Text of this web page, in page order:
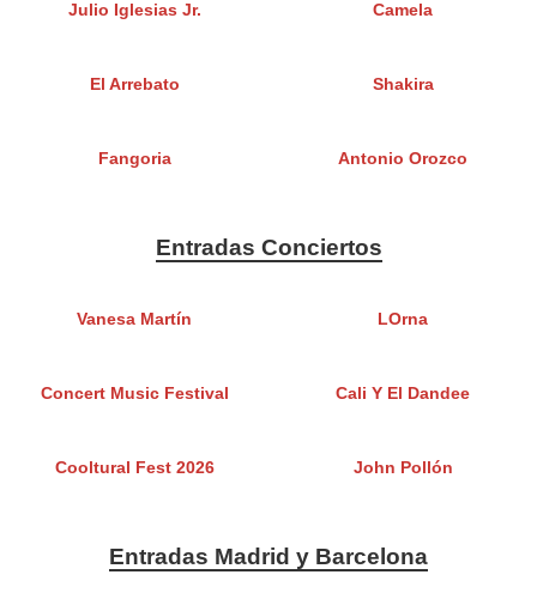
Julio Iglesias Jr. Camela
El Arrebato Shakira
Fangoria Antonio Orozco
Entradas Conciertos
Vanesa Martín LOrna
Concert Music Festival Cali Y El Dandee
Cooltural Fest 2026 John Pollón
Entradas Madrid y Barcelona